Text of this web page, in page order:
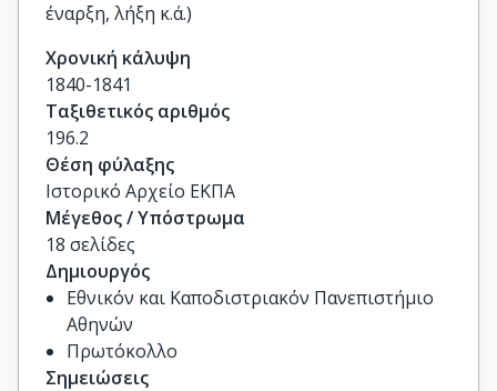
έναρξη, λήξη κ.ά.)
Χρονική κάλυψη
1840-1841
Ταξιθετικός αριθμός
196.2
Θέση φύλαξης
Ιστορικό Αρχείο ΕΚΠΑ
Μέγεθος / Υπόστρωμα
18 σελίδες
Δημιουργός
Εθνικόν και Καποδιστριακόν Πανεπιστήμιο
Αθηνών
Πρωτόκολλο
Σημειώσεις